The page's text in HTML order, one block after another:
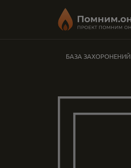
БАЗА ЗАХОРОНЕНИЙ